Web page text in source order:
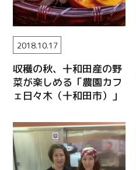
収穫の秋、十和田産の野
菜が楽しめる「農園カフ
ェ日々木（十和田市）」
2018.10.17